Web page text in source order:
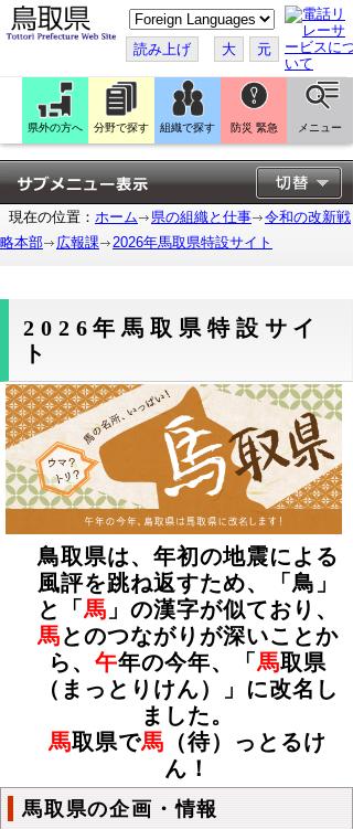
こ
の
ペ
ー
ジ
翻
訳
す
る
読み上げ 大 元
県外の方へ 分野で探す 組織で探す 防災 緊急 メニュー
現在の位置： ホーム 県の組織と仕事
令和の改新戦
略本部
広報課 2026年馬取県特設サイト
2026年馬取県特設サイ
ト
鳥取県は、年初の地震による
風評を跳ね返すため、「鳥」
と「 馬 」の漢字が似ており、
馬とのつながりが深いことか
ら、 午年の今年、「 馬取県
（まっとりけん）」に改名し
ました。
馬取県で馬 （待）っとるけ
ん！
馬取県の企画・情報